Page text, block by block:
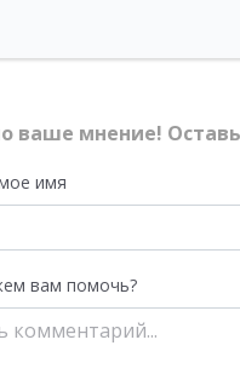
ваше мнение!
имя
вам помочь?